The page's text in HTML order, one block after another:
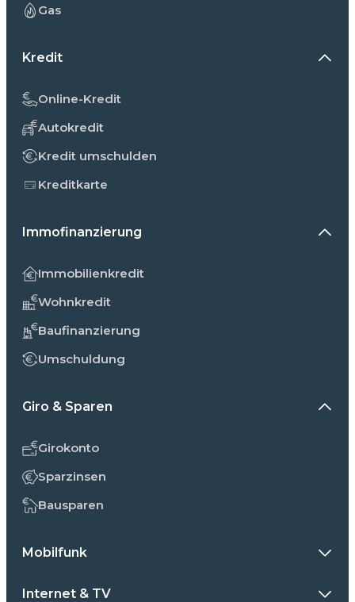
Gas
Kredit
Online-Kredit
Autokredit
Kredit umschulden
Kreditkarte
Immofinanzierung
Immobilienkredit
Wohnkredit
Baufinanzierung
Umschuldung
Giro & Sparen
Girokonto
Sparzinsen
Bausparen
Mobilfunk
Internet & TV